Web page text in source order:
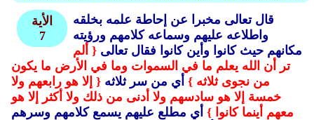
الأية
7
قال تعالى مخبرا عن إحاطة علمه بخلقه
واطلاعه عليهم وسماعه كلامهم ورؤيته
مكانهم حيث كانوا وأين كانوا فقال تعالى { ألم
تر أن الله يعلم ما في السموات وما في الأرض ما يكون
من نجوى ثلاثه } أي من سر ثلاثه { إلا هو رابعهم ولا
خمسة إلا هو سادسهم ولا أدنى من ذلك ولا أكثر إلا هو
معهم أينما كانوا } أي مطلع عليهم يسمع كلامهم وسرهم